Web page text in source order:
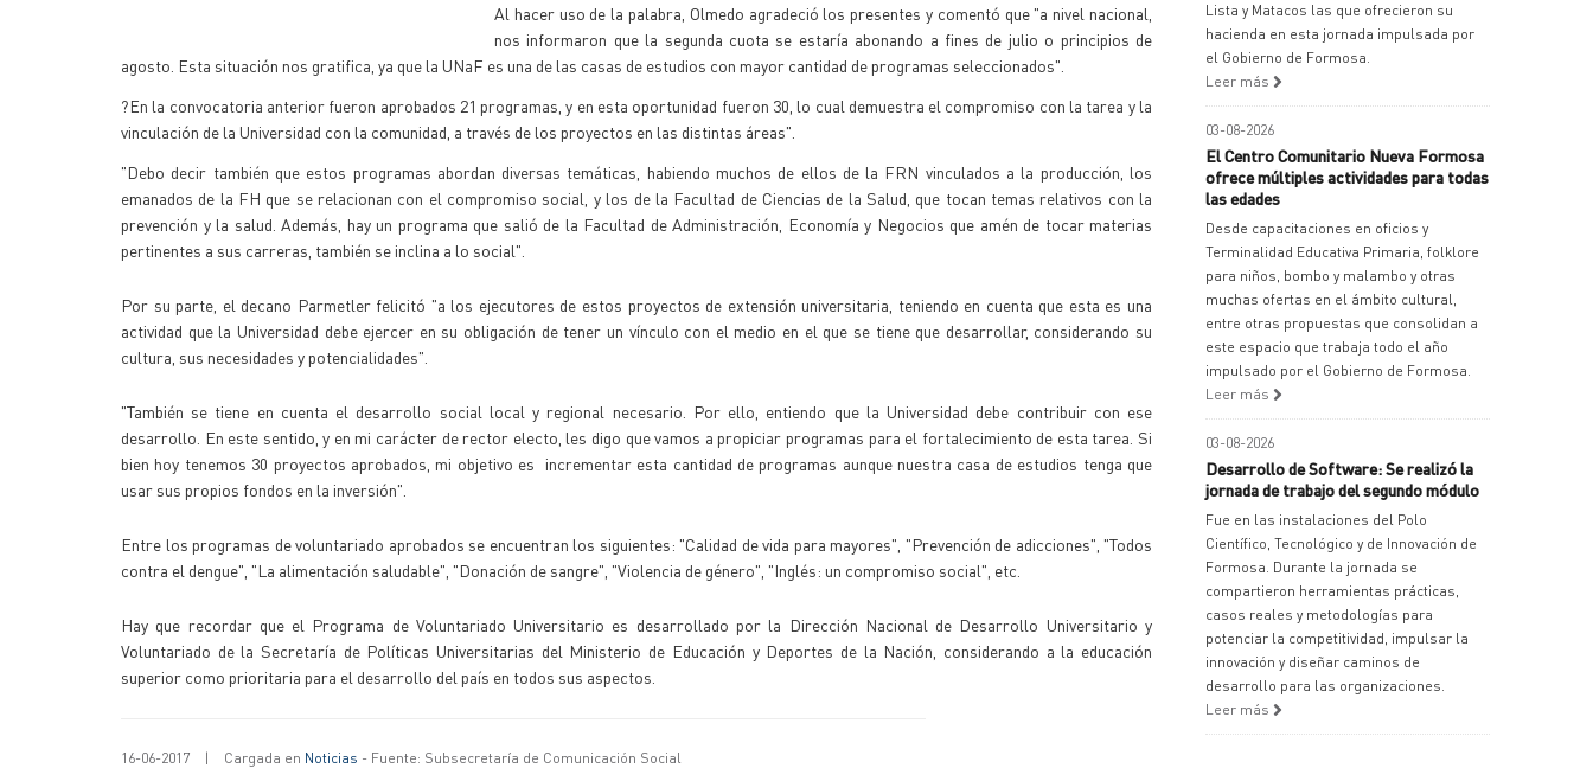
Al hacer uso de la palabra, Olmedo agradeció los presentes y comentó que "a nivel nacional,
nos informaron que la segunda cuota se estaría abonando a fines de julio o principios de
agosto. Esta situación nos gratifica, ya que la UNaF es una de las casas de estudios con mayor cantidad de programas seleccionados".
?En la convocatoria anterior fueron aprobados 21 programas, y en esta oportunidad fueron 30, lo cual demuestra el compromiso con la tarea y la
vinculación de la Universidad con la comunidad, a través de los proyectos en las distintas áreas".
"Debo decir también que estos programas abordan diversas temáticas, habiendo muchos de ellos de la FRN vinculados a la producción, los
emanados de la FH que se relacionan con el compromiso social, y los de la Facultad de Ciencias de la Salud, que tocan temas relativos con la
prevención y la salud. Además, hay un programa que salió de la Facultad de Administración, Economía y Negocios que amén de tocar materias
pertinentes a sus carreras, también se inclina a lo social".
Por su parte, el decano Parmetler felicitó "a los ejecutores de estos proyectos de extensión universitaria, teniendo en cuenta que esta es una
actividad que la Universidad debe ejercer en su obligación de tener un vínculo con el medio en el que se tiene que desarrollar, considerando su
cultura, sus necesidades y potencialidades".
"También se tiene en cuenta el desarrollo social local y regional necesario. Por ello, entiendo que la Universidad debe contribuir con ese
desarrollo. En este sentido, y en mi carácter de rector electo, les digo que vamos a propiciar programas para el fortalecimiento de esta tarea. Si
bien hoy tenemos 30 proyectos aprobados, mi objetivo es incrementar esta cantidad de programas aunque nuestra casa de estudios tenga que
usar sus propios fondos en la inversión".
Entre los programas de voluntariado aprobados se encuentran los siguientes: "Calidad de vida para mayores", "Prevención de adicciones", "Todos
contra el dengue", "La alimentación saludable", "Donación de sangre", "Violencia de género", "Inglés: un compromiso social", etc.
Hay que recordar que el Programa de Voluntariado Universitario es desarrollado por la Dirección Nacional de Desarrollo Universitario y
Voluntariado de la Secretaría de Políticas Universitarias del Ministerio de Educación y Deportes de la Nación, considerando a la educación
superior como prioritaria para el desarrollo del país en todos sus aspectos.
16-06-2017 | Cargada en Noticias - Fuente: Subsecretaría de Comunicación Social
Lista y Matacos las que ofrecieron su
hacienda en esta jornada impulsada por
el Gobierno de Formosa.
Leer más
03-08-2026
El Centro Comunitario Nueva Formosa
ofrece múltiples actividades para todas
las edades
Desde capacitaciones en oficios y
Terminalidad Educativa Primaria, folklore
para niños, bombo y malambo y otras
muchas ofertas en el ámbito cultural,
entre otras propuestas que consolidan a
este espacio que trabaja todo el año
impulsado por el Gobierno de Formosa.
Leer más
03-08-2026
Desarrollo de Software: Se realizó la
jornada de trabajo del segundo módulo
Fue en las instalaciones del Polo
Científico, Tecnológico y de Innovación de
Formosa. Durante la jornada se
compartieron herramientas prácticas,
casos reales y metodologías para
potenciar la competitividad, impulsar la
innovación y diseñar caminos de
desarrollo para las organizaciones.
Leer más